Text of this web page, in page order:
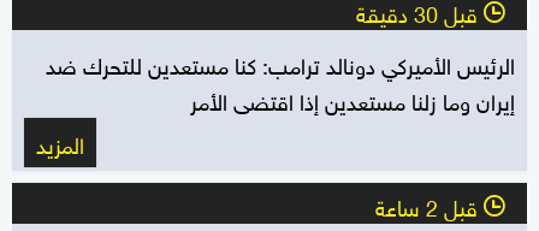
l قبل 30 دقيقة
الرئيس الأميركي دونالد ترامب: كنا مستعدين للتحرك ضد
إيران وما زلنا مستعدين إذا اقتضى الأمر
المزيد
l قبل 2 ساعة